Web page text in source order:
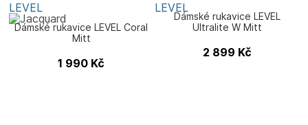
LEVEL
Dámské rukavice LEVEL Coral
Mitt
1 990 Kč
LEVEL
Dámské rukavice LEVEL
Ultralite W Mitt
2 899 Kč